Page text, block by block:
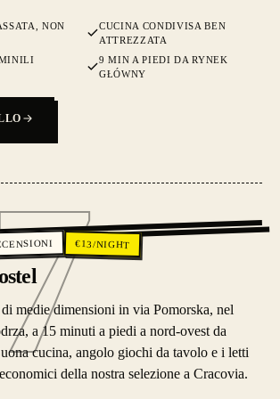
NON
CUCINA CONDIVISA BEN
ATTREZZATA
9 MIN A PIEDI DA RYNEK
GŁÓWNY
€13/NIGHT
medie dimensioni in via Pomorska, nel
a 15 minuti a piedi a nord-ovest da
cucina, angolo giochi da tavolo e i letti
della nostra selezione a Cracovia.